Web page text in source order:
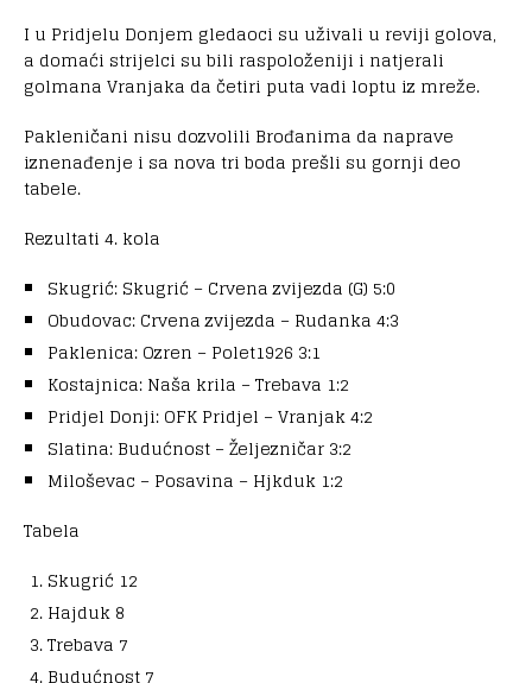
I u Pridjelu Donjem gledaoci su uživali u reviji golova,
a domaći strijelci su bili raspoloženiji i natjerali
golmana Vranjaka da četiri puta vadi loptu iz mreže.
Pakleničani nisu dozvolili Brođanima da naprave
iznenađenje i sa nova tri boda prešli su gornji deo
tabele.
Rezultati 4. kola
Skugrić: Skugrić – Crvena zvijezda (G) 5:0
Obudovac: Crvena zvijezda – Rudanka 4:3
Paklenica: Ozren – Polet1926 3:1
Kostajnica: Naša krila – Trebava 1:2
Pridjel Donji: OFK Pridjel – Vranjak 4:2
Slatina: Budućnost – Željezničar 3:2
Miloševac – Posavina – Hjkduk 1:2
Tabela
Skugrić 12
Hajduk 8
Trebava 7
Budućnost 7